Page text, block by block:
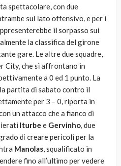
spettacolare, con due
sul lato offensivo, e per i
il sorpasso sui
la classifica del girone
gare. Le altre due squadre,
City, che si affrontano in
a 0 ed 1 punto. La
partita di sabato contro il
per 3 – 0, riporta in
un attacco che a fianco di
Iturbe e Gervinho, due
di creare pericoli per la
Manolas, squalificato in
fino all’ultimo per vedere